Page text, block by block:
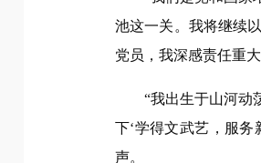
池这一关。我将继续
党员，我深感责任重
“我出生于山河动
下‘学得文武艺，服
声。